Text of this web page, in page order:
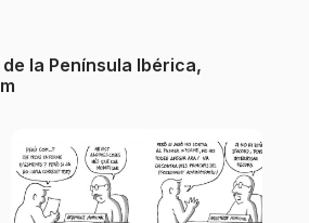
la Península Ibérica,